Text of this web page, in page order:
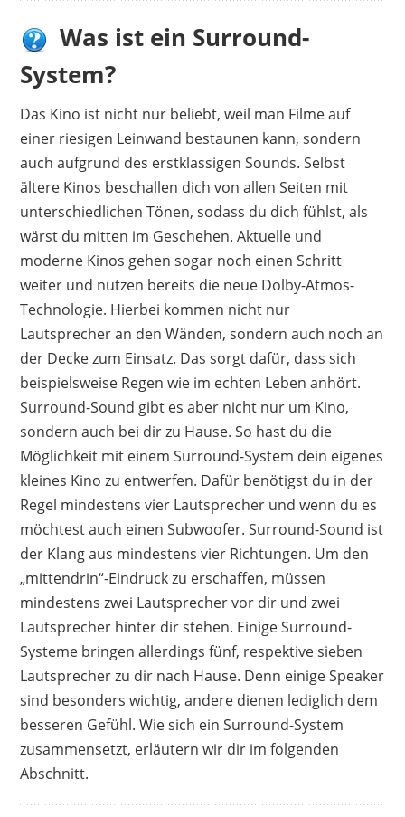
Was ist ein Surround-
System?
Das Kino ist nicht nur beliebt, weil man Filme auf
einer riesigen Leinwand bestaunen kann, sondern
auch aufgrund des erstklassigen Sounds. Selbst
ältere Kinos beschallen dich von allen Seiten mit
unterschiedlichen Tönen, sodass du dich fühlst, als
wärst du mitten im Geschehen. Aktuelle und
moderne Kinos gehen sogar noch einen Schritt
weiter und nutzen bereits die neue Dolby-Atmos-
Technologie. Hierbei kommen nicht nur
Lautsprecher an den Wänden, sondern auch noch an
der Decke zum Einsatz. Das sorgt dafür, dass sich
beispielsweise Regen wie im echten Leben anhört.
Surround-Sound gibt es aber nicht nur um Kino,
sondern auch bei dir zu Hause. So hast du die
Möglichkeit mit einem Surround-System dein eigenes
kleines Kino zu entwerfen. Dafür benötigst du in der
Regel mindestens vier Lautsprecher und wenn du es
möchtest auch einen Subwoofer. Surround-Sound ist
der Klang aus mindestens vier Richtungen. Um den
„mittendrin“-Eindruck zu erschaffen, müssen
mindestens zwei Lautsprecher vor dir und zwei
Lautsprecher hinter dir stehen. Einige Surround-
Systeme bringen allerdings fünf, respektive sieben
Lautsprecher zu dir nach Hause. Denn einige Speaker
sind besonders wichtig, andere dienen lediglich dem
besseren Gefühl. Wie sich ein Surround-System
zusammensetzt, erläutern wir dir im folgenden
Abschnitt.